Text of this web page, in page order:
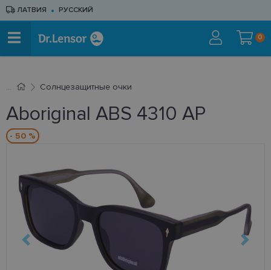
ЛАТВИЯ РУССКИЙ
0
Cолнцезащитные очки
Aboriginal ABS 4310 AP
- 50 %